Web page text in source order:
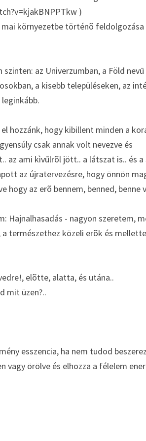
)
környezetbe történõ
az Univerzumban, a Föld
a kisebb településeken, az
hozzánk, hogy kibillent minden a
csak annak volt nevezve és
ami kìvūlrõl jött.. a látszat is.. és a
az újratervezésre, hogy önnön
hogy az erõ bennem, benned, benne
Hajnalhasadás - nagyon szeretem,
természethez közeli erõk és
elõtte, alatta, és utána..
mit üzen?..
esszencia, ha nem tudod
vagy örölve és elhozza a félelem